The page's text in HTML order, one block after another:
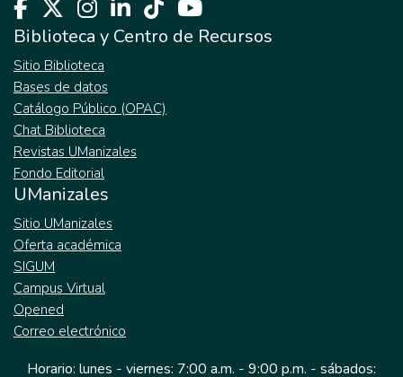
Biblioteca y Centro de Recursos
Sitio Biblioteca
Bases de datos
Catálogo Público (OPAC)
Chat Biblioteca
Revistas UManizales
Fondo Editorial
UManizales
Sitio UManizales
Oferta académica
SIGUM
Campus Virtual
Opened
Correo electrónico
Horario: lunes - viernes: 7:00 a.m. - 9:00 p.m. - sábados: